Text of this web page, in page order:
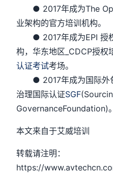
● 2017年成为The
业架构的官方培训机构。
● 2017年成为EPI 授
构，华东地区_CDCP授权
认证考试考场。
● 2017年成为国际外
治理国际认证SGF
GovernanceFoundation)。
本文来自于艾威培训
转载请注明：
https://